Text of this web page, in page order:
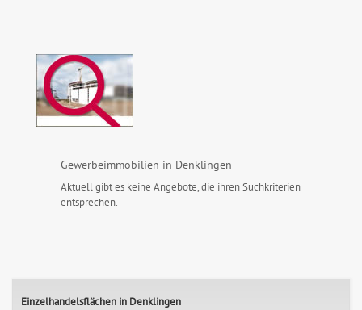
Gewerbeimmobilien in Denklingen
Aktuell gibt es keine Angebote, die ihren Suchkriterien
entsprechen.
Einzelhandelsflächen in Denklingen